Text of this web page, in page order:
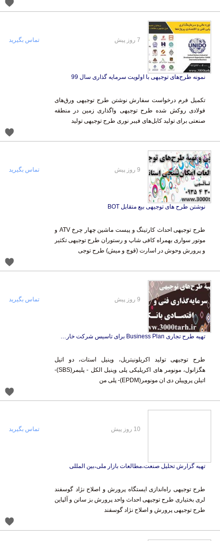
نمونه طرح‌های توجیهی با اولویت سرمایه گذاری سال 99
تکمیل فرم درخواست سفارش نوشتن طرح توجیهی ورق‌های
فولادی روکش شده طرح توجیهی واگذاری زمین در منطقه
صنعتی برای تولید کابل‌های فیبر نوری طرح توجیهی تولید
7 روز پیش تماس بگیرید
نوشتن طرح های توجیهی بیع متقابل BOT
طرح توجیهی احداث کارتینگ و پیست ماشین چهار چرخ ATV وموتور سواری بهمراه کافی شاپ و رستوران طرح توجیهی تکثیر
و پرورش وحوش در اسارت (قوچ و میش) طرح توجی
9 روز پیش تماس بگیرید
تهیه طرح تجاری Business Plan برای تاسیس شرکت خارجی
طرح توجیهی تولید اکریلونیتریل، وینیل استات، دو اتیل
هگزانول، مونومر های اکریلیکی پلی وینیل الکل - پلیمر(SBS)-
اتیلن پروپیلن دی ان مونومر(EPDM)- پلی من
9 روز پیش تماس بگیرید
تهیه گزارش تحلیل صنعت،مطالعات بازار ملی،بین المللی
طرح توجیهی راه‌اندازی ایستگاه پرورش و اصلاح نژاد گوسفند
لری بختیاری طرح توجیهی احداث واحد پرورش بز سانن و آلپاین
طرح توجیهی پرورش و اصلاح نژاد گوسفند
10 روز پیش تماس بگیرید